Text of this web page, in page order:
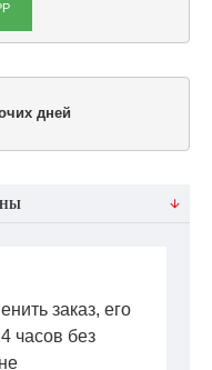
дней
заказ, его
часов без